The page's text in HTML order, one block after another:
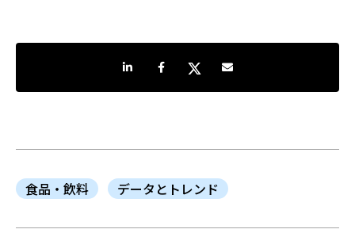
LinkedInで共有Facebookでシェア
TwitterでシェアShare by e-mail
食品・飲料 データとトレンド